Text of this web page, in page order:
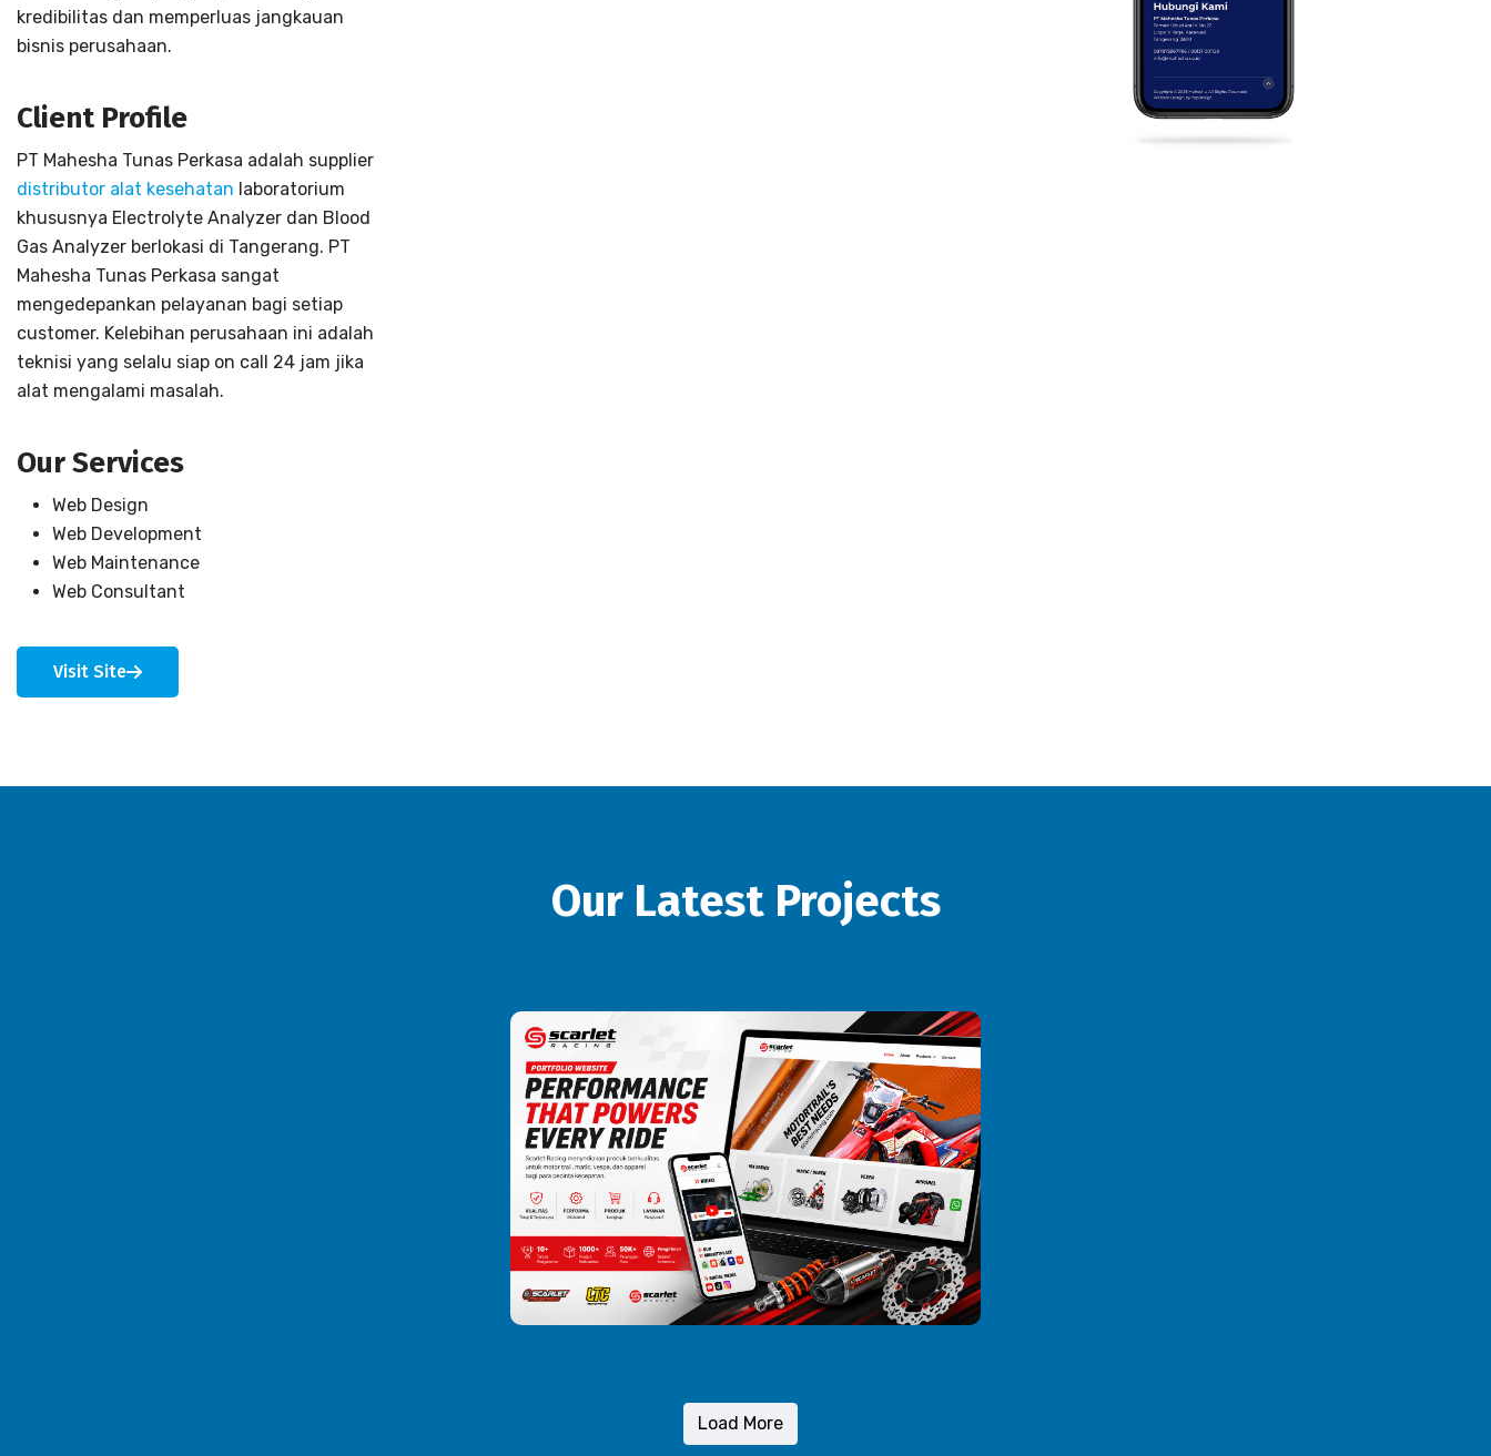
kredibilitas dan memperluas jangkauan
bisnis perusahaan.
Client Profile
PT Mahesha Tunas Perkasa adalah supplier
distributor alat kesehatan laboratorium
khususnya Electrolyte Analyzer dan Blood
Gas Analyzer berlokasi di Tangerang. PT
Mahesha Tunas Perkasa sangat
mengedepankan pelayanan bagi setiap
customer. Kelebihan perusahaan ini adalah
teknisi yang selalu siap on call 24 jam jika
alat mengalami masalah.
Our Services
Web Design
Web Development
Web Maintenance
Web Consultant
Visit Site
Our Latest Projects
Load More